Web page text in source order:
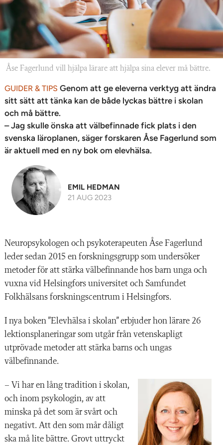
Åse Fagerlund vill hjälpa lärare att hjälpa sina elever må bättre.
GUIDER & TIPS Genom att ge eleverna verktyg att ändra
sitt sätt att tänka kan de både lyckas bättre i skolan
och må bättre.
– Jag skulle önska att välbefinnade fick plats i den
svenska läroplanen, säger forskaren Åse Fagerlund som
är aktuell med en ny bok om elevhälsa.
EMIL HEDMAN
21 AUG 2023
Neuropsykologen och psykoterapeuten Åse Fagerlund
leder sedan 2015 en forskningsgrupp som undersöker
metoder för att stärka välbefinnande hos barn unga och
vuxna vid Helsingfors universitet och Samfundet
Folkhälsans forskningscentrum i Helsingfors.
I nya boken ”Elevhälsa i skolan” erbjuder hon lärare 26
lektionsplaneringar som utgår från vetenskapligt
utprövade metoder att stärka barns och ungas
välbefinnande.
– Vi har en lång tradition i skolan,
och inom psykologin, av att
minska på det som är svårt och
negativt. Att den som mår dåligt
ska må lite bättre. Grovt uttryckt